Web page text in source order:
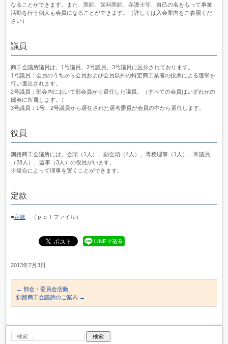
なることができます。また、医師、歯科医師、弁護士等、自己の名をもって事業
活動を行う個人も会員になることができます。（詳しくは入会案内をご参照くだ
さい）
議員
商工会議所議員は、1号議員、2号議員、3号議員に区分されております。
1号議員：会員のうちから会員および会員以外の特定商工業者の投票による選挙を
行い選出されます。
2号議員：部会内において部会員から選任した議員。（すべての会員はいずれかの
部会に所属します。）
3号議員：1号、2号議員から選任された選考委員が会員の中から選任します。
役員
釧路商工会議所には、会頭（1人）、副会頭（4人）、専務理事（1人）、常議員
（28人）、監事（3人）の役員がいます。
※場合によって理事を置くことができます。
定款
■定款 （ｐｄｆファイル）
2013年7月3日
← 部会・委員会活動
釧路商工会議所のご案内 →